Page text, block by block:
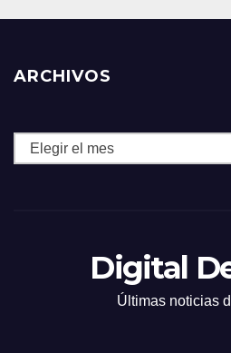
ARCHIVOS
Archivos
Digital
Últimas noticias